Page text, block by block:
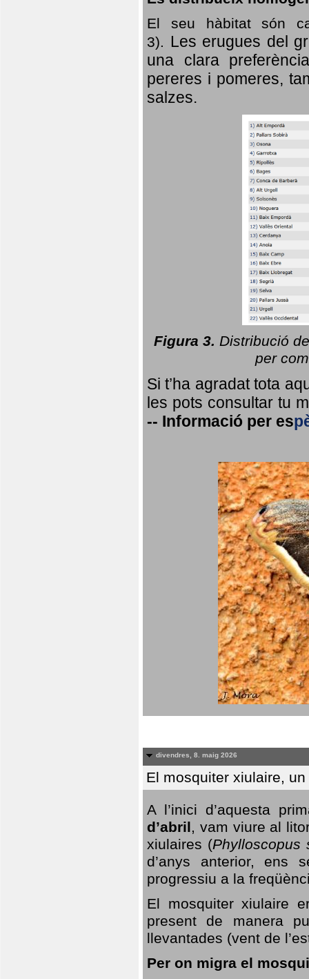
El seu hàbitat són
3). Les erugues del
una clara
pereres i pomeres,
salzes.
Figura 3. Distribució
per
Si t’ha agradat tota
les pots consultar tu
-- Informació per es
divendres, 8. maig 2026
El mosquiter xiulaire,
A l’inici d’aquesta
d’abril, vam viure al
xiulaires (Phylloscopus
d’anys anterior, ens
progressiu a la
El mosquiter xiulaire
present de manera
llevantades (vent de
Per on migra el